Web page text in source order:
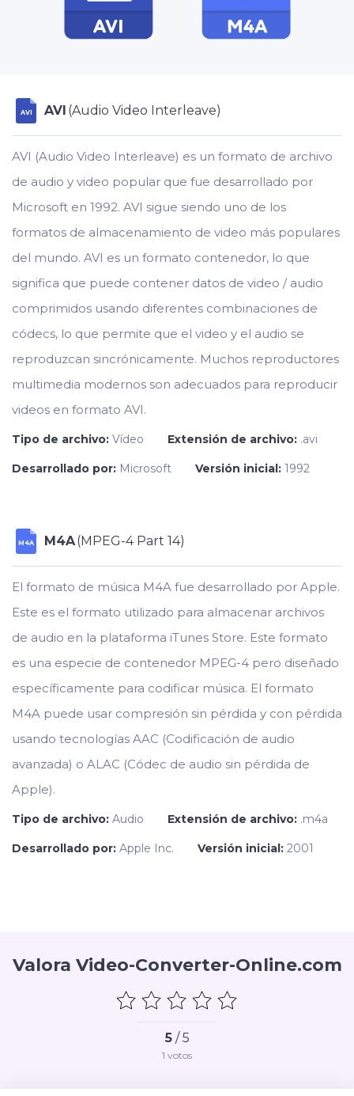
AVI AVI (Audio Video Interleave)
AVI (Audio Video Interleave) es un formato de archivo
de audio y video popular que fue desarrollado por
Microsoft en 1992. AVI sigue siendo uno de los
formatos de almacenamiento de video más populares
del mundo. AVI es un formato contenedor, lo que
significa que puede contener datos de video / audio
comprimidos usando diferentes combinaciones de
códecs, lo que permite que el video y el audio se
reproduzcan sincrónicamente. Muchos reproductores
multimedia modernos son adecuados para reproducir
videos en formato AVI.
Tipo de archivo: Vídeo Extensión de archivo: .avi
Desarrollado por: Microsoft Versión inicial: 1992
M4A M4A(MPEG-4 Part 14)
El formato de música M4A fue desarrollado por Apple.
Este es el formato utilizado para almacenar archivos
de audio en la plataforma iTunes Store. Este formato
es una especie de contenedor MPEG-4 pero diseñado
específicamente para codificar música. El formato
M4A puede usar compresión sin pérdida y con pérdida
usando tecnologías AAC (Codificación de audio
avanzada) o ALAC (Códec de audio sin pérdida de
Apple).
Tipo de archivo: Audio Extensión de archivo: .m4a
Desarrollado por: Apple Inc. Versión inicial: 2001
Valora Video-Converter-Online.com
5/ 5
1 votos